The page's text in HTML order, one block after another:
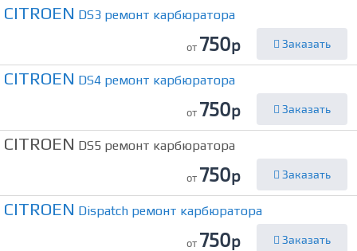
CITROEN DS3 ремонт карбюратора
от 750р Заказать
CITROEN DS4 ремонт карбюратора
от 750р Заказать
CITROEN DS5 ремонт карбюратора
от 750р Заказать
CITROEN Dispatch ремонт карбюратора
от 750р Заказать